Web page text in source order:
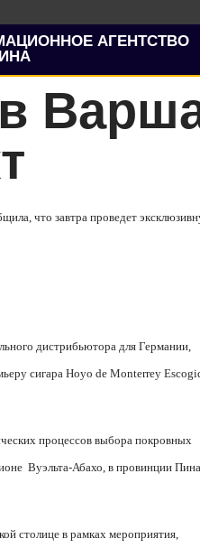
АГЕНТСТВО
что завтра проведет
дистрибьютора для Германии,
сигара Hoyo de Monterrey
процессоввыбора покровных
Вуэльта-Абахо, в провинции
столице в рамках мероприятия,